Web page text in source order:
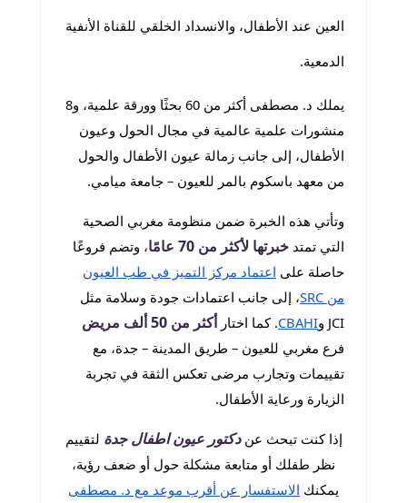
العين عند الأطفال، والانسداد الخلقي للقناة الأنفية
الدمعية.
يملك د. مصطفى أكثر من 60 بحثًا وورقة علمية، و8
منشورات علمية عالمية في مجال الحول وعيون
الأطفال، إلى جانب زمالة عيون الأطفال والحول
من معهد باسكوم بالمر للعيون – جامعة ميامي.
وتأتي هذه الخبرة ضمن منظومة مغربي الصحية
التي تمتد خبرتها لأكثر من 70 عامًا
، وتضم فروعًا
حاصلة على اعتماد مركز التميز في طب العيون
من SRC
، إلى جانب اعتمادات جودة وسلامة مثل
JCI و CBAHI. كما اختار أكثر من 50 ألف مريض
فرع مغربي للعيون – طريق المدينة – جدة، مع
تقييمات وتجارب مرضى تعكس الثقة في تجربة
الزيارة ورعاية الأطفال.
إذا كنت تبحث عندكتور عيون اطفال جدة لتقييم
نظر طفلك أو متابعة مشكلة حول أو ضعف رؤية،
يمكنك الاستفسار عن أقرب موعد مع د. مصطفى